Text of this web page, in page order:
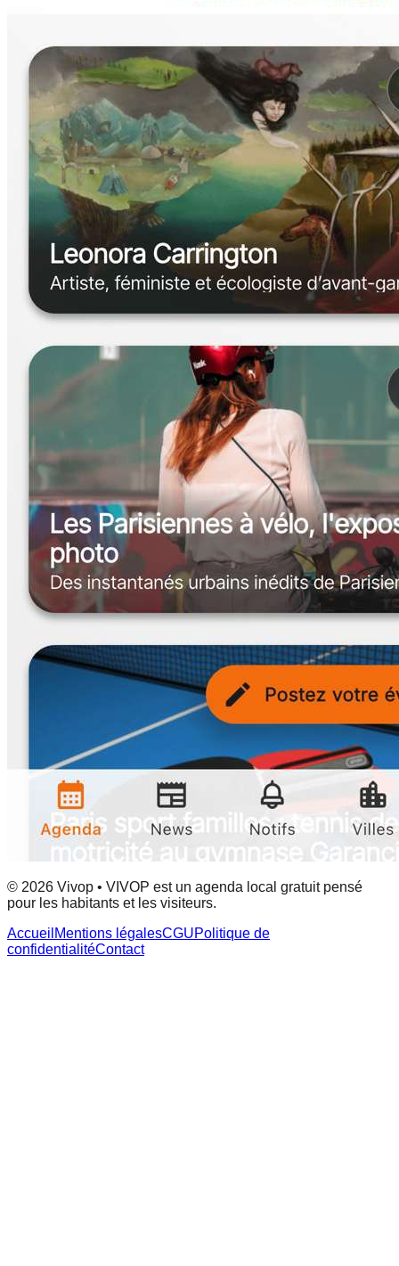
© 2026 Vivop • VIVOP est un agenda local gratuit pensé
pour les habitants et les visiteurs.
Accueil Mentions légalesCGUPolitique de
confidentialitéContact